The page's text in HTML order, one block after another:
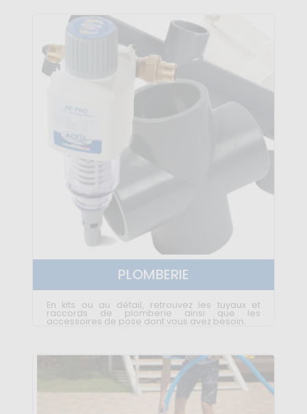
PLOMBERIE
En kits ou au détail, retrouvez les tuyaux et
raccords de plomberie ainsi que les
accessoires de pose dont vous avez besoin.